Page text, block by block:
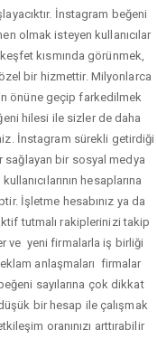
İnstagram beğeni
olmak isteyen kullanıcılar
kısmında görünmek,
bir hizmettir. Milyonlarca
önüne geçip farkedilmek
hilesi ile sizler de daha
İnstagram sürekli getirdiği
sağlayan bir sosyal medya
hesaplarına
İşletme hesabınız ya da
tutmalı rakiplerinizi takip
ve yeni firmalarla iş birliği
anlaşmaları firmalar
sayılarına çok dikkat
bir hesap ile çalışmak
oranınızı arttırabilir